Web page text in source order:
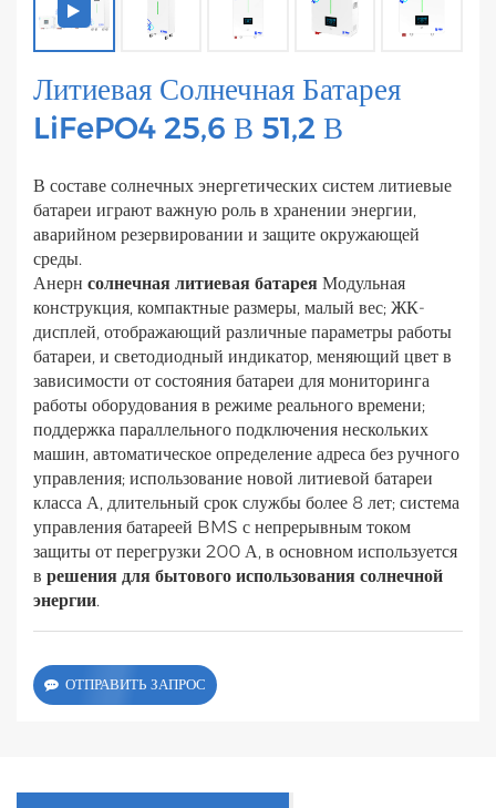
Литиевая Солнечная Батарея
LiFePO4 25,6 В 51,2 В
В составе солнечных энергетических систем литиевые
батареи играют важную роль в хранении энергии,
аварийном резервировании и защите окружающей
среды.
Анерн солнечная литиевая батарея Модульная
конструкция, компактные размеры, малый вес; ЖК-
дисплей, отображающий различные параметры работы
батареи, и светодиодный индикатор, меняющий цвет в
зависимости от состояния батареи для мониторинга
работы оборудования в режиме реального времени;
поддержка параллельного подключения нескольких
машин, автоматическое определение адреса без ручного
управления; использование новой литиевой батареи
класса А, длительный срок службы более 8 лет; система
управления батареей BMS с непрерывным током
защиты от перегрузки 200 А, в основном используется
в решения для бытового использования солнечной
энергии.
ОТПРАВИТЬ ЗАПРОС